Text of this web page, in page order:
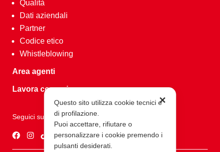
Qualità
Dati aziendali
Partner
Codice etico
Whistleblowing
Area agenti
Lavora con noi
Seguici su
✕
Questo sito utilizza cookie tecnici e
di profilazione.
Puoi accettare, rifiutare o
personalizzare i cookie premendo i
pulsanti desiderati.